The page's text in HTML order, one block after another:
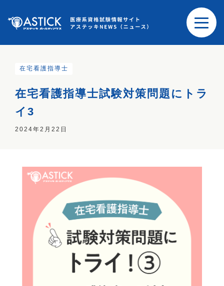
在宅看護指導士
在宅看護指導士試験対策問題にトラ
イ3
2024年2月22日